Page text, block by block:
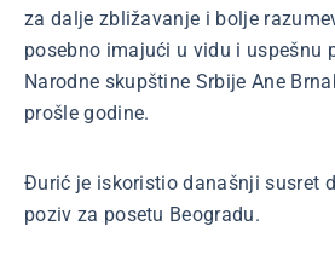
za dalje zbližavanje i bolje
posebno imajući u vidu i uspešnu
Narodne skupštine Srbije Ane
prošle godine.
Đurić je iskoristio današnji susret
poziv za posetu Beogradu.